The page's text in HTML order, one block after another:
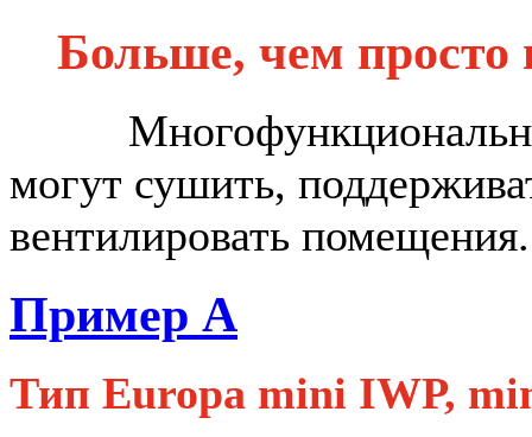
Больше, чем просто
могут сушить,
вентилировать помещения.
Пример А
Тип Europa mini IWP,